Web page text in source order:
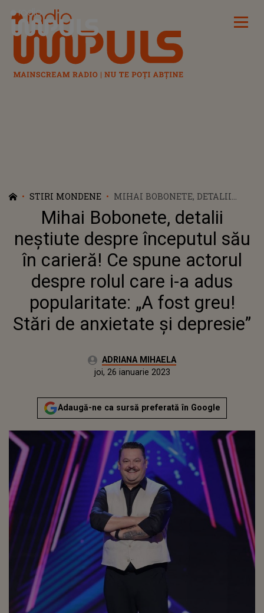
Radio Impuls
STIRI MONDENE
MIHAI BOBONETE, DETALII
NEȘTIUTE DESPRE ÎNCEPUTUL
SĂU ÎN CARIERĂ! CE SPUNE
ACTORUL DESPRE ROLUL CARE
I-A ADUS POPULARITATE: „A
FOST GREU! STĂRI DE
ANXIETATE ȘI DEPRESIE”
Mihai Bobonete, detalii
neștiute despre începutul său
în carieră! Ce spune actorul
despre rolul care i-a adus
popularitate: „A fost greu!
Stări de anxietate și depresie”
Autor:ADRIANA MIHAELA
miercuri, 26 ianuarie 2022Actualizat:
joi, 26 ianuarie 2023
Adaugă-ne ca sursă preferată în Google